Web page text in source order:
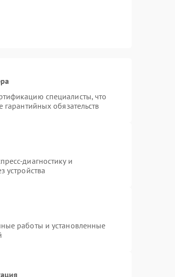
специалисты, что
обязательств
диагностику и
устройства
работы и установленные